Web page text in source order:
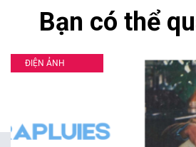
Bạn có thể
ĐIỆN ẢNH